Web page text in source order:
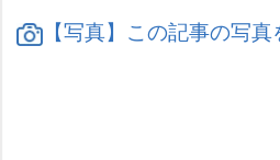
【写真】この記事の写真